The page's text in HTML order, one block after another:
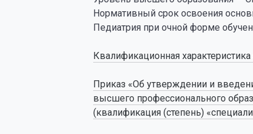
Нормативный срок освоения
Педиатрия при очной форме
Квалификационная
Приказ «Об утверждении и
высшего профессионального
(квалификация (степень)